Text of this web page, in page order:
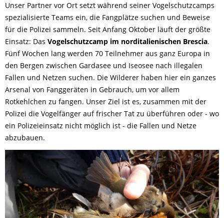
Unser Partner vor Ort setzt während seiner Vogelschutzcamps
spezialisierte Teams ein, die Fangplätze suchen und Beweise
für die Polizei sammeln. Seit Anfang Oktober läuft der größte
Einsatz: Das Vogelschutzcamp im norditalienischen Brescia.
Fünf Wochen lang werden 70 Teilnehmer aus ganz Europa in
den Bergen zwischen Gardasee und Iseosee nach illegalen
Fallen und Netzen suchen. Die Wilderer haben hier ein ganzes
Arsenal von Fanggeräten in Gebrauch, um vor allem
Rotkehlchen zu fangen. Unser Ziel ist es, zusammen mit der
Polizei die Vogelfänger auf frischer Tat zu überführen oder - wo
ein Polizeieinsatz nicht möglich ist - die Fallen und Netze
abzubauen.